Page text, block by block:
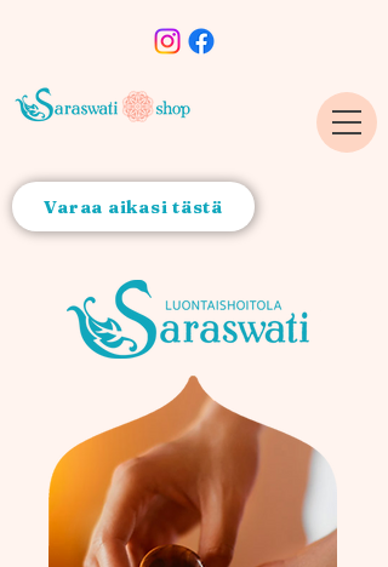
Varaa aikasi tästä